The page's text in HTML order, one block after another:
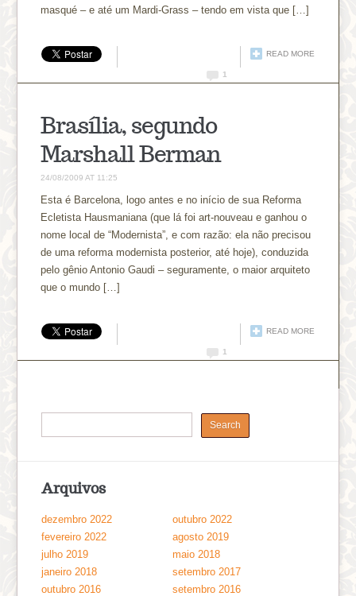
masqué – e até um Mardi-Grass – tendo em vista que […]
READ MORE
1
Brasília, segundo
Marshall Berman
24/08/2009 AT 11:25
Esta é Barcelona, logo antes e no início de sua Reforma
Ecletista Hausmaniana (que lá foi art-nouveau e ganhou o
nome local de “Modernista”, e com razão: ela não precisou
de uma reforma modernista posterior, até hoje), conduzida
pelo gênio Antonio Gaudi – seguramente, o maior arquiteto
que o mundo […]
READ MORE
1
Arquivos
dezembro 2022
outubro 2022
fevereiro 2022
agosto 2019
julho 2019
maio 2018
janeiro 2018
setembro 2017
outubro 2016
setembro 2016